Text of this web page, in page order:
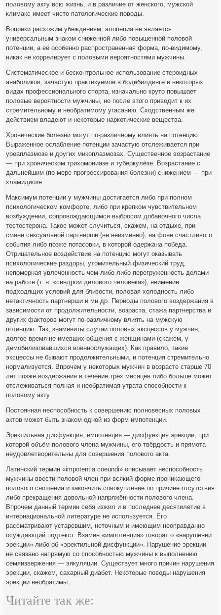
половому акту всю жизнь, и в различие от женского, мужской
климакс имеет чисто патологические поводы.
Вопреки расхожим убеждениям, алопеция не является
универсальным знаком сниженной либо повышенной половой
потенции, а её особенно распространенная форма, по-видимому,
никак не коррелирует с половыми вероятностями мужчины.
Систематическое и бесконтрольное использование стероидных
анаболиков, зачастую практикуемое в бодибилдинге и некоторых
видах профессионального спорта, изначально круто повышает
половые вероятности мужчины, но после этого приводит к их
стремительному и необратимому угасанию. Сходственным же
действием владеют и некоторые наркотические вещества.
Хронические болезни могут по-различному влиять на потенцию.
Выраженное ослабление потенции зачастую отслеживается при
уреаплазмозе и других микоплазмозах. Существенное возрастание
— при хроническом трихомониазе и туберкулёзе. Возрастание с
дальнейшим (по мере прогрессирования болезни) снижением — при
хламидиозе.
Максимум потенции у мужчины достигается либо при полном
психологическом комфорте, либо при крепком чувствительном
возбуждении, сопровождающимся выбросом добавочного числа
тестостерона. Такое может случиться, скажем, на отдыхе, при
смене сексуальной партнёрши (не неизменно), на фоне счастливого
события либо позже потасовки, в которой одержана победа.
Отрицательное воздействие на потенцию могут оказывать
психологические раздоры, утомительный физический труд,
непомерная увлеченность чем-либо либо перегруженность делами
на работе (т. н. «синдром делового человека»), неимение
подходящих условий для близости, половая холодность либо
нетактичность партнерши и мн.др. Периоды полового воздержания в
зависимости от продолжительности, возраста, стажа партнерства и
других факторов могут по-различному влиять на мужскую
потенцию. Так, знамениты случаи половых эксцессов у мужчин,
долгое время не имевших общения с женщинами (скажем, у
демобилизовавшихся военнослужащих). Как правило, такие
эксцессы не бывают продолжительными, и потенция стремительно
нормализуется. Впрочем у некоторых мужчин в возрасте старше 70
лет позже воздержания в течение трёх месяцев либо больше может
отслеживаться полная и необратимая утрата способности к
половому акту.
Постоянная неспособность к совершению полновесных половых
актов может быть знаком одной из форм импотенции.
Эректильная дисфункция, импотенция — дисфункция эрекции, при
которой объём полового члена мужчины, его твёрдость и прямота
неудовлетворительны для совершения полового акта.
Латинский термин «impotentia coeundi» описывает неспособность
мужчины ввести половой член при всякий форме проникающего
полового сношения и закончить совокупление по причине отсутствия
либо прекращения довольной напряжённости полового члена.
Впрочем данный термин себя изжил и в последнее десятилетие в
интернациональной литературе не используется. Его
рассматривают устаревшим, неточным и имеющим неоправданно
осуждающий подтекст. Взамен «импотенция» говорят о «нарушении
эрекции» либо об «эректильной дисфункции». Нарушение эрекции
не связано напрямую со способностью мужчины к выполнению
семяизвержения — эякуляции. Существует много причин нарушения
эрекции, скажем, сахарный диабет. Некоторые поводы нарушения
эрекции необратимы.
Читайте так же: